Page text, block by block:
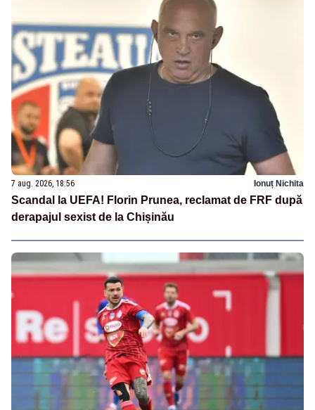
7 aug. 2026, 18:56 Ionuț Nichita
Scandal la UEFA! Florin Prunea, reclamat de FRF după
derapajul sexist de la Chișinău